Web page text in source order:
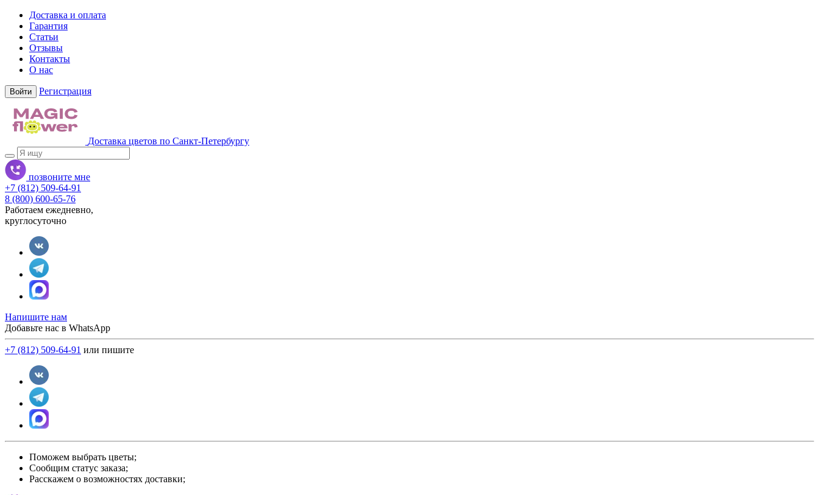
Доставка и оплата
Гарантия
Статьи
Отзывы
Контакты
О нас
Войти Регистрация
Доставка цветов по Санкт-Петербургу
позвоните мне
+7 (812) 509-64-91
8 (800) 600-65-76
Работаем ежедневно,
круглосуточно
Напишите нам
Добавьте нас в WhatsApp
+7 (812) 509-64-91 или пишите
Поможем выбрать цветы;
Сообщим статус заказа;
Расскажем о возможностях доставки;